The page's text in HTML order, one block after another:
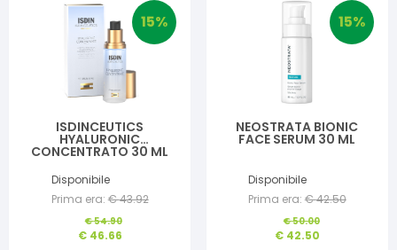
15%
ISDINCEUTICS
HYALURONIC
CONCENTRATO 30 ML
Disponibile
Prima era: €43.92
€54.90
€ 46.66
15%
NEOSTRATA BIONIC
FACE SERUM 30 ML
Disponibile
Prima era: €42.50
€50.00
€ 42.50